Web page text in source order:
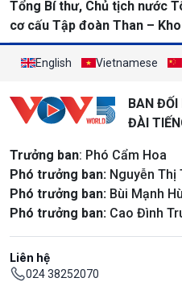
Tổng Bí thư, Chủ tịch nước
cơ cấu Tập đoàn Than –
English Vietnamese
BAN ĐỐI
ĐÀI
Trưởng ban: Phó Cẩm Hoa
Phó trưởng ban: Nguyễn Thị
Phó trưởng ban: Bùi Mạnh
Phó trưởng ban: Cao Đình
Liên hệ
024 38252070